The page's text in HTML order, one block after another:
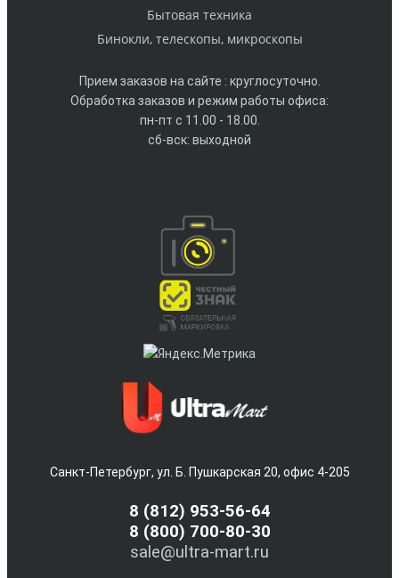
Бытовая техника
Бинокли, телескопы, микроскопы
Прием заказов на сайте : круглосуточно.
Обработка заказов и режим работы офиса:
пн-пт с 11.00 - 18.00.
сб-вск: выходной
Санкт-Петербург, ул. Б. Пушкарская 20, офис 4-205
8 (812) 953-56-64
8 (800) 700-80-30
sale@ultra-mart.ru